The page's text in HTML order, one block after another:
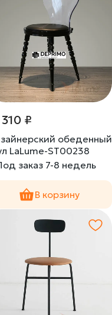
₽
обеденный
LaLume-ST00238
заказ 7-8 недель
В корзину